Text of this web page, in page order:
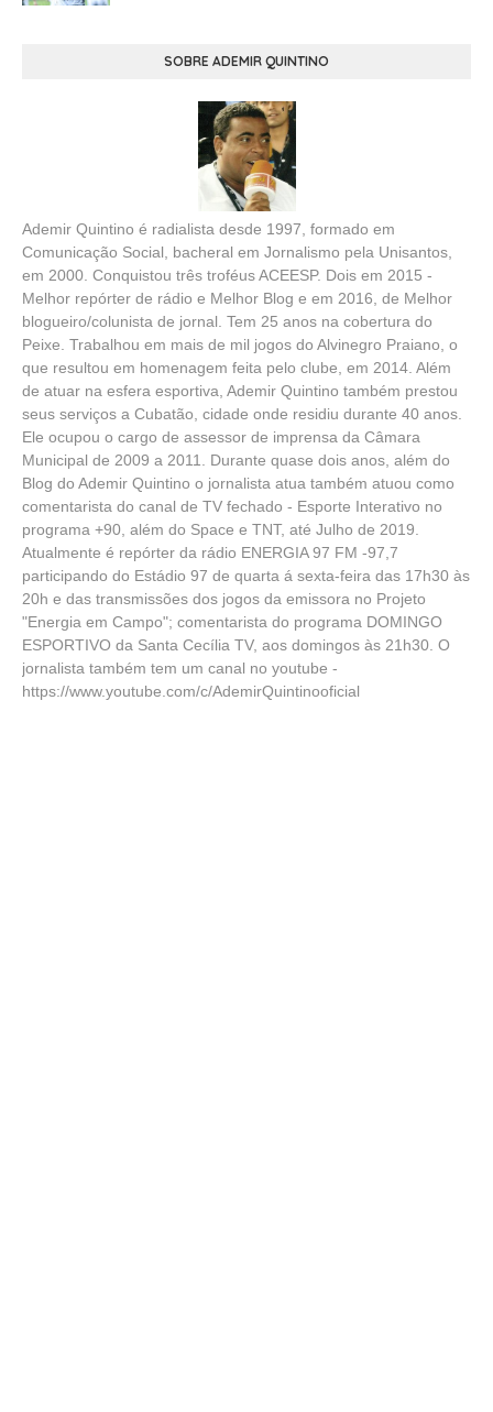
SOBRE ADEMIR QUINTINO
Ademir Quintino é radialista desde 1997, formado em
Comunicação Social, bacheral em Jornalismo pela Unisantos,
em 2000. Conquistou três troféus ACEESP. Dois em 2015 -
Melhor repórter de rádio e Melhor Blog e em 2016, de Melhor
blogueiro/colunista de jornal. Tem 25 anos na cobertura do
Peixe. Trabalhou em mais de mil jogos do Alvinegro Praiano, o
que resultou em homenagem feita pelo clube, em 2014. Além
de atuar na esfera esportiva, Ademir Quintino também prestou
seus serviços a Cubatão, cidade onde residiu durante 40 anos.
Ele ocupou o cargo de assessor de imprensa da Câmara
Municipal de 2009 a 2011. Durante quase dois anos, além do
Blog do Ademir Quintino o jornalista atua também atuou como
comentarista do canal de TV fechado - Esporte Interativo no
programa +90, além do Space e TNT, até Julho de 2019.
Atualmente é repórter da rádio ENERGIA 97 FM -97,7
participando do Estádio 97 de quarta á sexta-feira das 17h30 às
20h e das transmissões dos jogos da emissora no Projeto
"Energia em Campo"; comentarista do programa DOMINGO
ESPORTIVO da Santa Cecília TV, aos domingos às 21h30. O
jornalista também tem um canal no youtube -
https://www.youtube.com/c/AdemirQuintinooficial